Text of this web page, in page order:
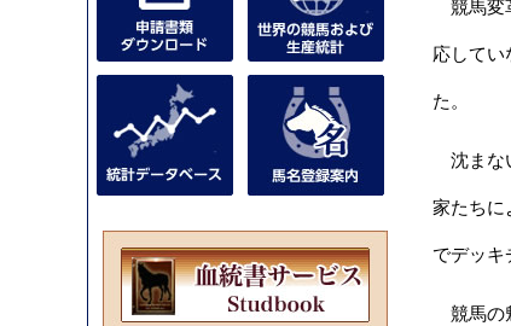
競馬変
応して
た。
沈まな
家たちに
でデッキ
競馬の